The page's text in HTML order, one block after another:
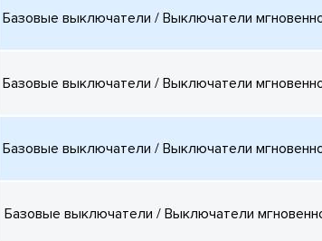
Базовые выключатели / Выключатели
Базовые выключатели / Выключатели
Базовые выключатели / Выключатели
Базовые выключатели / Выключатели